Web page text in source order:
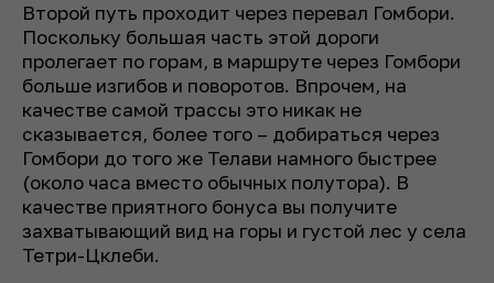
Второй путь проходит через перевал Гомбори.
Поскольку большая часть этой дороги
пролегает по горам, в маршруте через Гомбори
больше изгибов и поворотов. Впрочем, на
качестве самой трассы это никак не
сказывается, более того – добираться через
Гомбори до того же Телави намного быстрее
(около часа вместо обычных полутора). В
качестве приятного бонуса вы получите
захватывающий вид на горы и густой лес у села
Тетри-Цклеби.